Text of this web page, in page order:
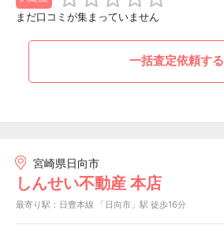
まだ口コミが集まっていません
一括査定依頼する
宮崎県日向市
しんせい不動産 本店
最寄り駅：日豊本線 「日向市」駅 徒歩16分